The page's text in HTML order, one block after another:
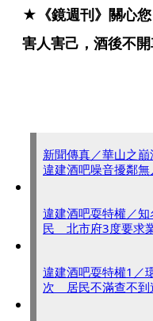
★《鏡週刊》關心您
害人害己，酒後不開
新聞傳真／華山之
違建酒吧噪音擾鄰無
違建酒吧耍特權／
民 北市府3度要求
違建酒吧耍特權1／
次 居民不滿查不到